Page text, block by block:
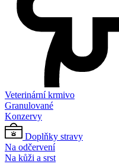
Veterinární krmivo
Granulované
Konzervy
Doplňky stravy
Na odčervení
Na kůži a srst